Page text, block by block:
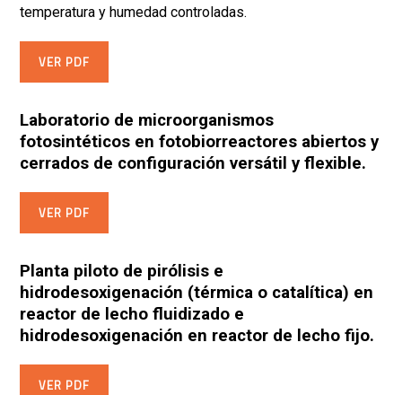
temperatura y humedad controladas.
VER PDF
Laboratorio de microorganismos
fotosintéticos en fotobiorreactores abiertos y
cerrados de configuración versátil y flexible.
VER PDF
Planta piloto de pirólisis e
hidrodesoxigenación (térmica o catalítica) en
reactor de lecho fluidizado e
hidrodesoxigenación en reactor de lecho fijo.
VER PDF